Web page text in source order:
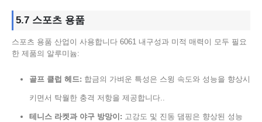
5.7 스포츠 용품
스포츠 용품 산업이 사용합니다 6061 내구성과 미적 매력이 모두 필요
한 제품의 알루미늄:
골프 클럽 헤드: 합금의 가벼운 특성은 스윙 속도와 성능을 향상시
키면서 탁월한 충격 저항을 제공합니다..
테니스 라켓과 야구 방망이: 고강도 및 진동 댐핑은 향상된 성능